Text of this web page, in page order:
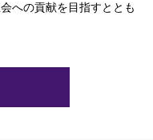
への貢献を目指すととも
令や会社のルールを一人
に継続的に取り組みま
ス
み